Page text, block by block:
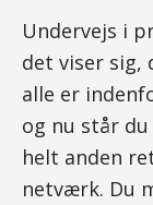
Undervejs i
det viser
alle er
og nu står
helt anden
netværk. Du